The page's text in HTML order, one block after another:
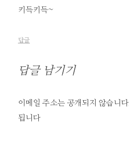
키득키득~
답글
답글 남기기
이메일 주소는 공개되지 않습니다.
됩니다